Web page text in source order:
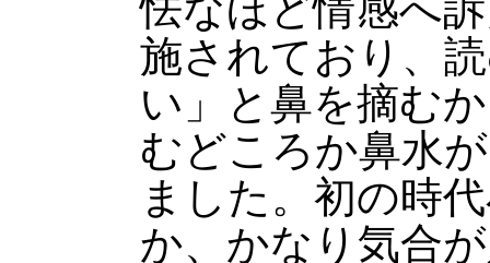
施されており、
い」と鼻を摘む
むどころか鼻水
ました。初の時
か、かなり気合